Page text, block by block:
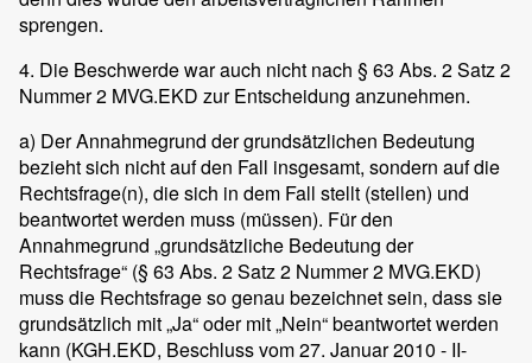
sprengen.
4. Die Beschwerde war auch nicht nach § 63 Abs. 2 Satz 2
Nummer 2 MVG.EKD zur Entscheidung anzunehmen.
a) Der Annahmegrund der grundsätzlichen Bedeutung
bezieht sich nicht auf den Fall insgesamt, sondern auf die
Rechtsfrage(n), die sich in dem Fall stellt (stellen) und
beantwortet werden muss (müssen). Für den
Annahmegrund „grundsätzliche Bedeutung der
Rechtsfrage“ (§ 63 Abs. 2 Satz 2 Nummer 2 MVG.EKD)
muss die Rechtsfrage so genau bezeichnet sein, dass sie
grundsätzlich mit „Ja“ oder mit „Nein“ beantwortet werden
kann (KGH.EKD, Beschluss vom 27. Januar 2010 - II-